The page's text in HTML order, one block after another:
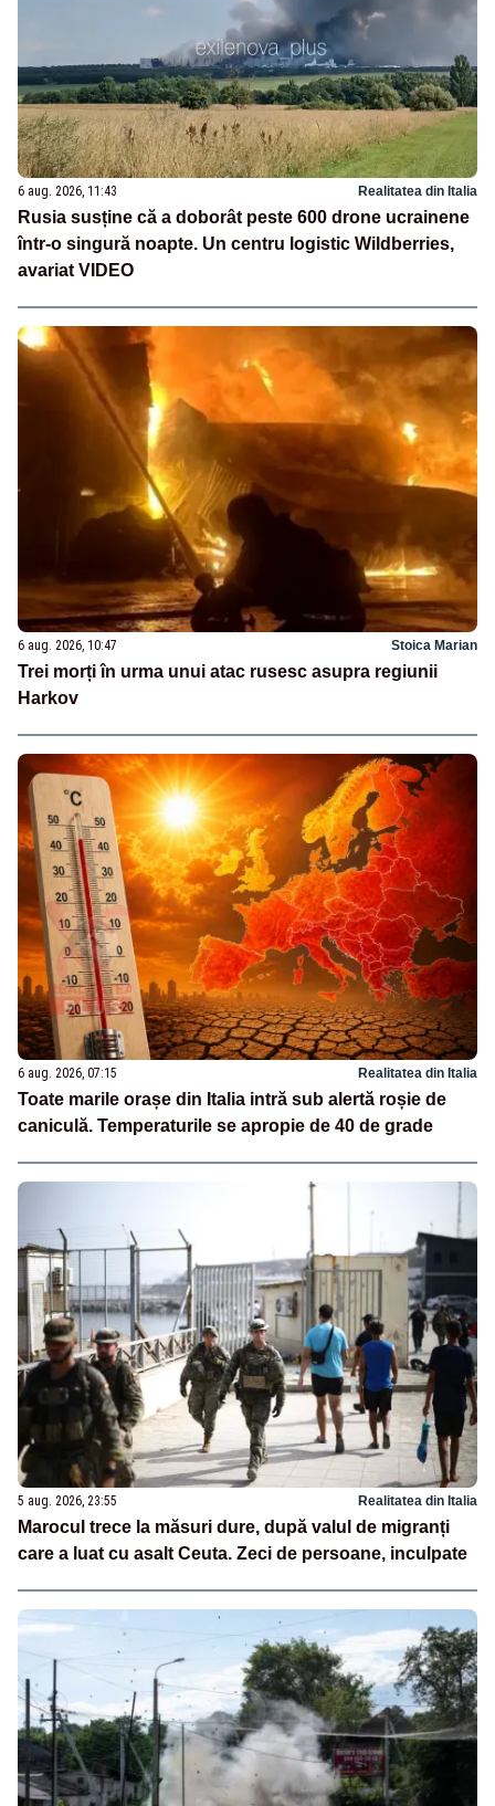
6 aug. 2026, 11:43 Realitatea din Italia
Rusia susține că a doborât peste 600 drone ucrainene
într-o singură noapte. Un centru logistic Wildberries,
avariat VIDEO
6 aug. 2026, 10:47 Stoica Marian
Trei morți în urma unui atac rusesc asupra regiunii
Harkov
6 aug. 2026, 07:15 Realitatea din Italia
Toate marile orașe din Italia intră sub alertă roșie de
caniculă. Temperaturile se apropie de 40 de grade
5 aug. 2026, 23:55 Realitatea din Italia
Marocul trece la măsuri dure, după valul de migranți
care a luat cu asalt Ceuta. Zeci de persoane, inculpate